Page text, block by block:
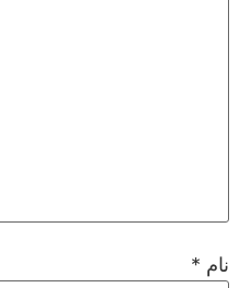
نام *